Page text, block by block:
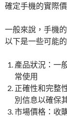
確定手機的實際價
一般來說，手機
以下是一些可能
產品狀況：一
常使用
正確性和完整
別信息以確保
市場價格：收